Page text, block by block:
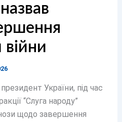
війни
України, під час
“Слуга народу”
щодо завершення